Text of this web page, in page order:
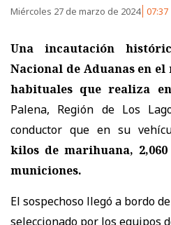
Miércoles 27 de marzo de 2024 07:37
Una incautación
Nacional de Aduanas en
habituales que realiza
Palena, Región de Los
conductor que en su
kilos de marihuana,
municiones.
El sospechoso llegó a bordo
seleccionado por los equipos